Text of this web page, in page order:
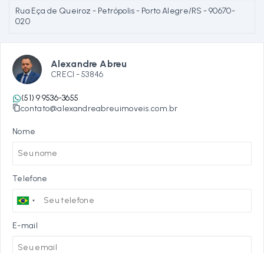
Rua Eça de Queiroz - Petrópolis - Porto Alegre/RS - 90670-
020
Alexandre Abreu
CRECI -53846
(51) 9 9536-3655
contato@alexandreabreuimoveis.com.br
Nome
Telefone
E-mail